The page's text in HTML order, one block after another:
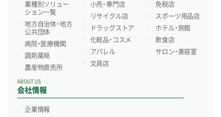
業種別ソリュー
ション一覧
地方自治体・地方
公共団体
病院・医療機関
調剤薬局
農産物直売所
小売・専門店
リサイクル店
ドラッグストア
化粧品・コスメ
アパレル
文具店
免税店
スポーツ用品店
ホテル・旅館
飲食店
サロン・美容室
会社情報
ABOUT US
企業情報